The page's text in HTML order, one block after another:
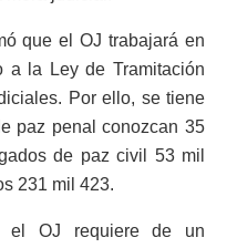
que el OJ trabajará en
a la Ley de Tramitación
Por ello, se tiene
paz penal conozcan 35
de paz civil 53 mil
231 mil 423.
el OJ requiere de un